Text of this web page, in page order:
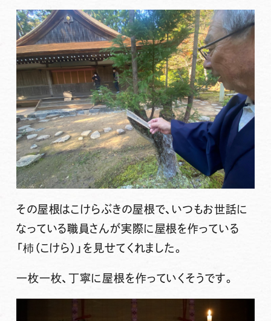
その屋根はこけらぶきの屋根で、いつもお世話に
なっている職員さんが実際に屋根を作っている
「杮（こけら）」を見せてくれました。
一枚一枚、丁寧に屋根を作っていくそうです。